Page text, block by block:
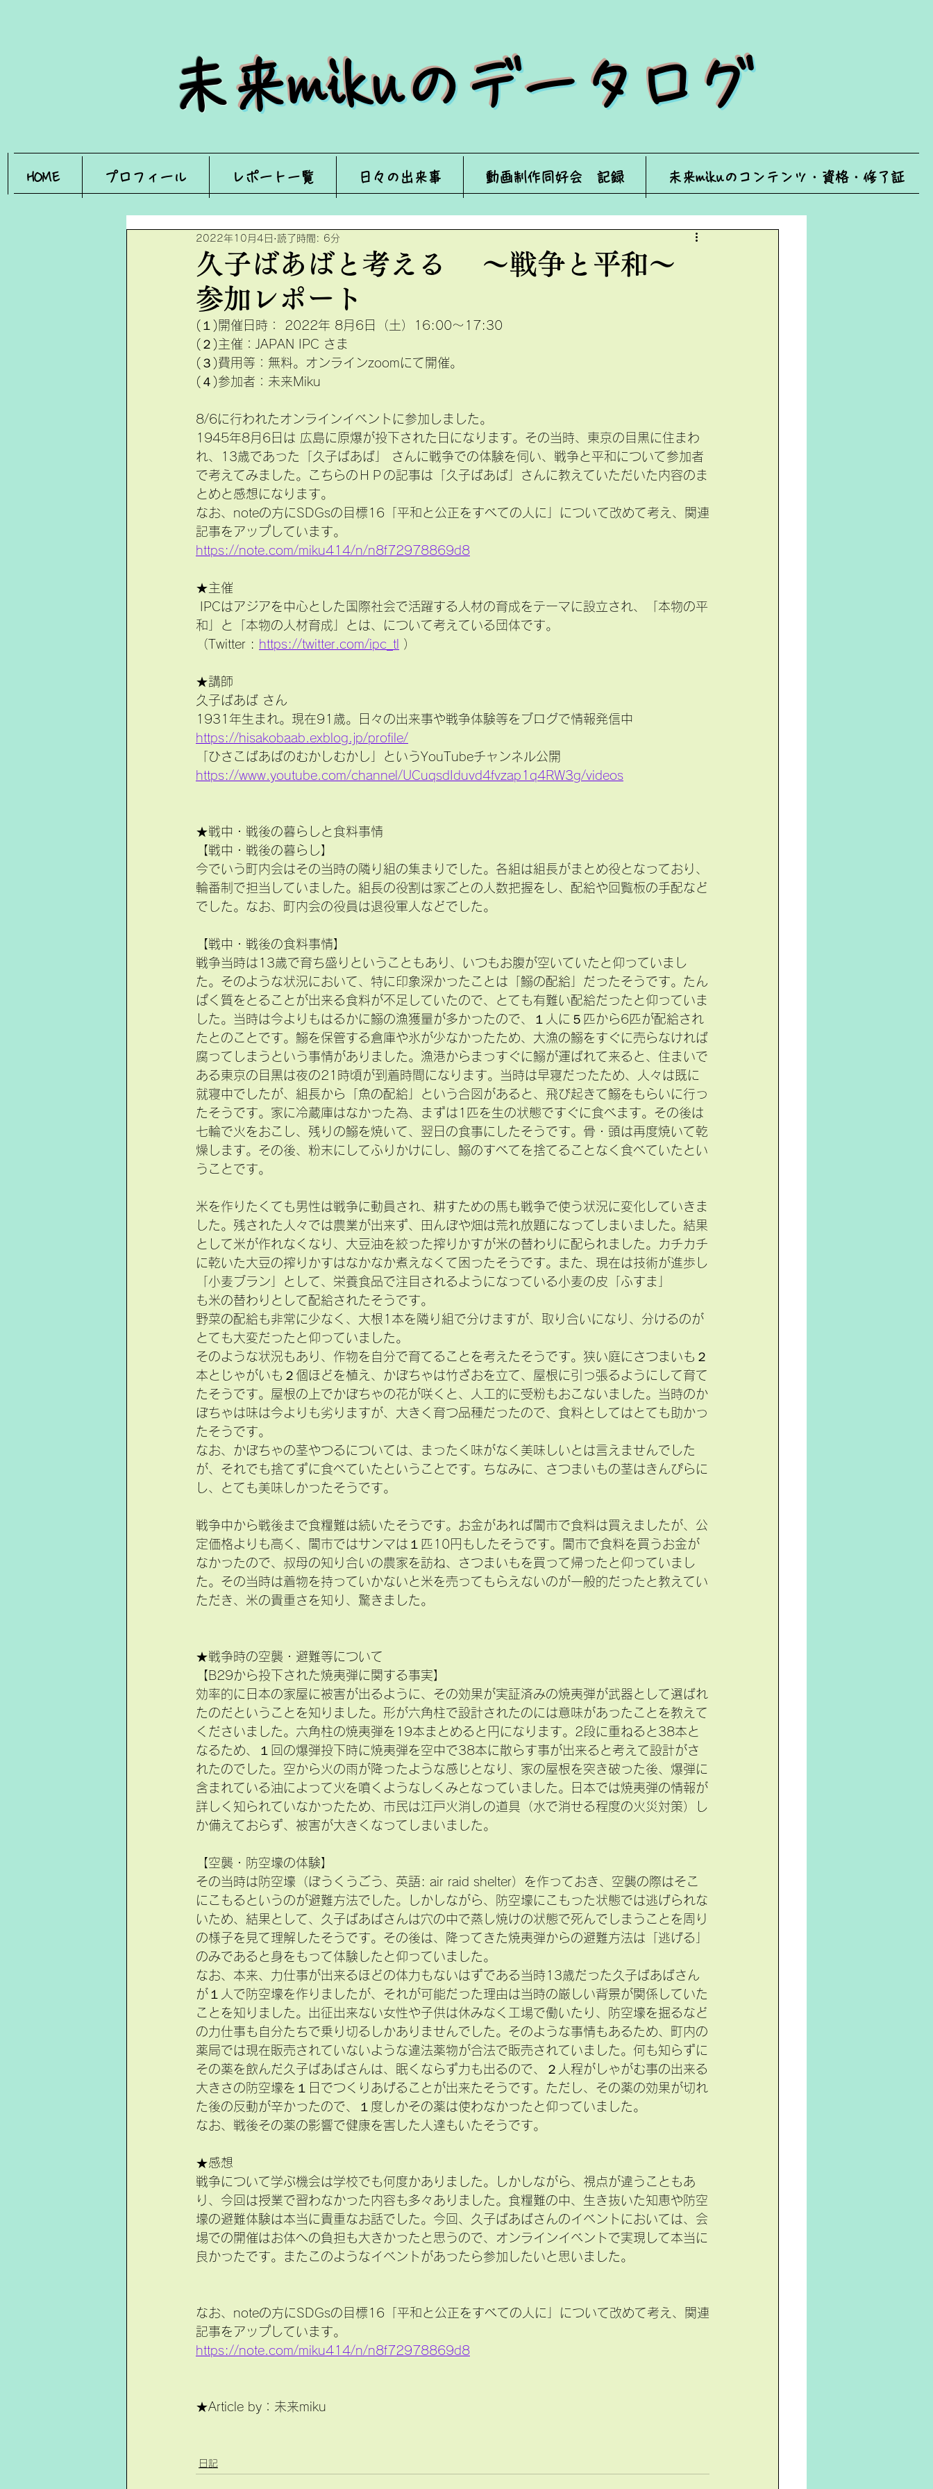
​未来mikuのデータログ
HOME プロフィール レポート一覧 日々の出来事 動画制作同好会 記録 未来mikuのコンテンツ・資格・修了証
久子ばあばと考える ～戦争と平和～
参加レポート
2022年10月4日 読了時間: 6分
(１)開催日時： 2022年 8月6日（土）16:00〜17:30
(２)主催：JAPAN IPC さま
(３)費用等：無料。オンラインzoomにて開催。
(４)参加者：未来Miku
8/6に行われたオンラインイベントに参加しました。
1945年8月6日は 広島に原爆が投下された日になります。その当時、東京の目黒に住まわ
れ、13歳であった「久子ばあば」 さんに戦争での体験を伺い、戦争と平和について参加者
で考えてみました。こちらのＨＰの記事は「久子ばあば」さんに教えていただいた内容のま
とめと感想になります。
なお、noteの方にSDGsの目標16「平和と公正をすべての人に」について改めて考え、関連
記事をアップしています。
https://note.com/miku414/n/n8f72978869d8
★主催
和」と「本物の人材育成」とは、について考えている団体です。
（Twitter : https://twitter.com/ipc_tl ）
★講師
久子ばあば さん
1931年生まれ。現在91歳。日々の出来事や戦争体験等をブログで情報発信中
https://hisakobaab.exblog.jp/profile/
「ひさこばあばのむかしむかし」というYouTubeチャンネル公開
https://www.youtube.com/channel/UCuqsdIduvd4fvzap1q4RW3g/videos
★戦中・戦後の暮らしと食料事情
【戦中・戦後の暮らし】
今でいう町内会はその当時の隣り組の集まりでした。各組は組長がまとめ役となっており、
輪番制で担当していました。組長の役割は家ごとの人数把握をし、配給や回覧板の手配など
でした。なお、町内会の役員は退役軍人などでした。
【戦中・戦後の食料事情】
戦争当時は13歳で育ち盛りということもあり、いつもお腹が空いていたと仰っていまし
た。そのような状況において、特に印象深かったことは「鰯の配給」だったそうです。たん
ぱく質をとることが出来る食料が不足していたので、とても有難い配給だったと仰っていま
した。当時は今よりもはるかに鰯の漁獲量が多かったので、１人に５匹から6匹が配給され
たとのことです。鰯を保管する倉庫や氷が少なかったため、大漁の鰯をすぐに売らなければ
腐ってしまうという事情がありました。漁港からまっすぐに鰯が運ばれて来ると、住まいで
ある東京の目黒は夜の21時頃が到着時間になります。当時は早寝だったため、人々は既に
就寝中でしたが、組長から「魚の配給」という合図があると、飛び起きて鰯をもらいに行っ
たそうです。家に冷蔵庫はなかった為、まずは1匹を生の状態ですぐに食べます。その後は
七輪で火をおこし、残りの鰯を焼いて、翌日の食事にしたそうです。骨・頭は再度焼いて乾
燥します。その後、粉末にしてふりかけにし、鰯のすべてを捨てることなく食べていたとい
うことです。
米を作りたくても男性は戦争に動員され、耕すための馬も戦争で使う状況に変化していきま
した。残された人々では農業が出来ず、田んぼや畑は荒れ放題になってしまいました。結果
として米が作れなくなり、大豆油を絞った搾りかすが米の替わりに配られました。カチカチ
に乾いた大豆の搾りかすはなかなか煮えなくて困ったそうです。また、現在は技術が進歩し
「小麦ブラン」として、栄養食品で注目されるようになっている小麦の皮「ふすま」
も米の替わりとして配給されたそうです。
野菜の配給も非常に少なく、大根1本を隣り組で分けますが、取り合いになり、分けるのが
とても大変だったと仰っていました。
そのような状況もあり、作物を自分で育てることを考えたそうです。狭い庭にさつまいも２
本とじゃがいも２個ほどを植え、かぼちゃは竹ざおを立て、屋根に引っ張るようにして育て
たそうです。屋根の上でかぼちゃの花が咲くと、人工的に受粉もおこないました。当時のか
ぼちゃは味は今よりも劣りますが、大きく育つ品種だったので、食料としてはとても助かっ
たそうです。
なお、かぼちゃの茎やつるについては、まったく味がなく美味しいとは言えませんでした
が、それでも捨てずに食べていたということです。ちなみに、さつまいもの茎はきんぴらに
し、とても美味しかったそうです。
戦争中から戦後まで食糧難は続いたそうです。お金があれば闇市で食料は買えましたが、公
定価格よりも高く、闇市ではサンマは１匹10円もしたそうです。闇市で食料を買うお金が
なかったので、叔母の知り合いの農家を訪ね、さつまいもを買って帰ったと仰っていまし
た。その当時は着物を持っていかないと米を売ってもらえないのが一般的だったと教えてい
ただき、米の貴重さを知り、驚きました。
★戦争時の空襲・避難等について
【B29から投下された焼夷弾に関する事実】
効率的に日本の家屋に被害が出るように、その効果が実証済みの焼夷弾が武器として選ばれ
たのだということを知りました。形が六角柱で設計されたのには意味があったことを教えて
くださいました。六角柱の焼夷弾を19本まとめると円になります。2段に重ねると38本と
なるため、１回の爆弾投下時に焼夷弾を空中で38本に散らす事が出来ると考えて設計がさ
れたのでした。空から火の雨が降ったような感じとなり、家の屋根を突き破った後、爆弾に
含まれている油によって火を噴くようなしくみとなっていました。日本では焼夷弾の情報が
詳しく知られていなかったため、市民は江戸火消しの道具（水で消せる程度の火災対策）し
か備えておらず、被害が大きくなってしまいました。
【空襲・防空壕の体験】
その当時は防空壕（ぼうくうごう、英語: air raid shelter）を作っておき、空襲の際はそこ
にこもるというのが避難方法でした。しかしながら、防空壕にこもった状態では逃げられな
いため、結果として、久子ばあばさんは穴の中で蒸し焼けの状態で死んでしまうことを周り
の様子を見て理解したそうです。その後は、降ってきた焼夷弾からの避難方法は「逃げる」
のみであると身をもって体験したと仰っていました。
なお、本来、力仕事が出来るほどの体力もないはずである当時13歳だった久子ばあばさん
が１人で防空壕を作りましたが、それが可能だった理由は当時の厳しい背景が関係していた
ことを知りました。出征出来ない女性や子供は休みなく工場で働いたり、防空壕を掘るなど
の力仕事も自分たちで乗り切るしかありませんでした。そのような事情もあるため、町内の
薬局では現在販売されていないような違法薬物が合法で販売されていました。何も知らずに
その薬を飲んだ久子ばあばさんは、眠くならず力も出るので、２人程がしゃがむ事の出来る
大きさの防空壕を１日でつくりあげることが出来たそうです。ただし、その薬の効果が切れ
た後の反動が辛かったので、１度しかその薬は使わなかったと仰っていました。
なお、戦後その薬の影響で健康を害した人達もいたそうです。
★感想
戦争について学ぶ機会は学校でも何度かありました。しかしながら、視点が違うこともあ
り、今回は授業で習わなかった内容も多々ありました。食糧難の中、生き抜いた知恵や防空
壕の避難体験は本当に貴重なお話でした。今回、久子ばあばさんのイベントにおいては、会
場での開催はお体への負担も大きかったと思うので、オンラインイベントで実現して本当に
良かったです。またこのようなイベントがあったら参加したいと思いました。
なお、noteの方にSDGsの目標16「平和と公正をすべての人に」について改めて考え、関連
記事をアップしています。
https://note.com/miku414/n/n8f72978869d8
★Article by：未来miku
日記